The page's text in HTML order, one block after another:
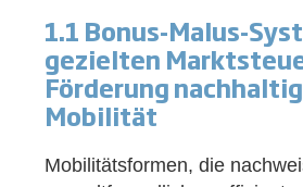
1.1 Bonus-Malus-
gezielten
Förderung
Mobilität
Mobilitätsformen, die